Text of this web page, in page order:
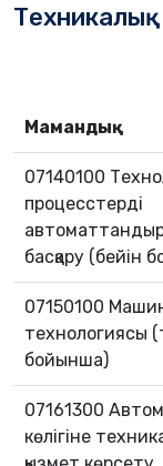
Техникалық
Мамандық
07140100
процесстерді
басқару (бейін
07150100
технологиясы
бойынша)
07161300
көлігіне